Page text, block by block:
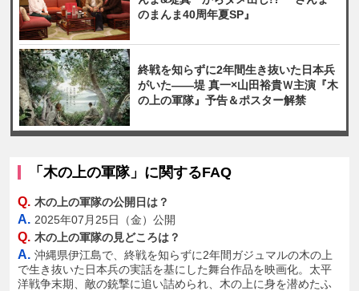
のまんま40周年夏SP』
終戦を知らずに2年間生き抜いた日本兵
がいた――堤 真一×山田裕貴Ｗ主演『木
の上の軍隊』予告＆ポスター解禁
「木の上の軍隊」に関するFAQ
Q. 木の上の軍隊の公開日は？
A. 2025年07月25日（金）公開
Q. 木の上の軍隊の見どころは？
A. 沖縄県伊江島で、終戦を知らずに2年間ガジュマルの木の上
で生き抜いた日本兵の実話を基にした舞台作品を映画化。太平
洋戦争末期、敵の銃撃に追い詰められ、木の上に身を潜めたふ